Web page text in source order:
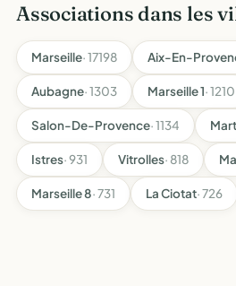
Associations dans les
Marseille· 17198 Aix-En-
Aubagne· 1303 Marseille 1· 1210
Salon-De-Provence· 1134
Istres· 931 Vitrolles· 818
Marseille 8· 731 La Ciotat· 726